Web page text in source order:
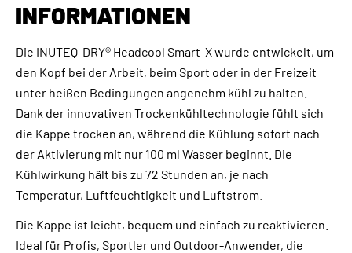
INFORMATIONEN
Die INUTEQ-DRY® Headcool Smart-X wurde entwickelt, um
den Kopf bei der Arbeit, beim Sport oder in der Freizeit
unter heißen Bedingungen angenehm kühl zu halten.
Dank der innovativen Trockenkühltechnologie fühlt sich
die Kappe trocken an, während die Kühlung sofort nach
der Aktivierung mit nur 100 ml Wasser beginnt. Die
Kühlwirkung hält bis zu 72 Stunden an, je nach
Temperatur, Luftfeuchtigkeit und Luftstrom.
Die Kappe ist leicht, bequem und einfach zu reaktivieren.
Ideal für Profis, Sportler und Outdoor-Anwender, die